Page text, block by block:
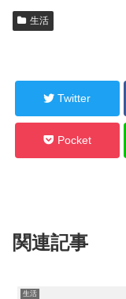
生活
Twitter
Pocket
関連記事
生活